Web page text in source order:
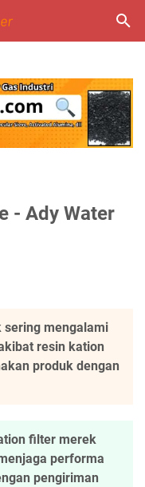
- Ady Water
sering mengalami
resin kation
produk dengan
filter merek
performa
pengiriman